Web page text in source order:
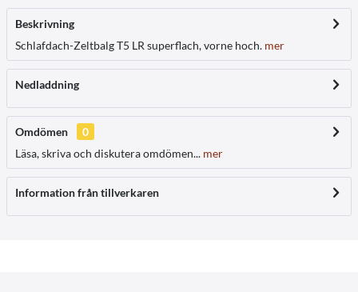
Beskrivning
Schlafdach-Zeltbalg T5 LR superflach, vorne hoch. mer
Nedladdning
Omdömen
0
Läsa, skriva och diskutera omdömen... mer
Information från tillverkaren